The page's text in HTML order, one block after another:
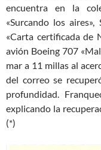
encuentra en la
«Surcando los
«Carta certificada de
avión Boeing 707
mar a 11 millas al
del correo se
profundidad.
explicando la
(*)